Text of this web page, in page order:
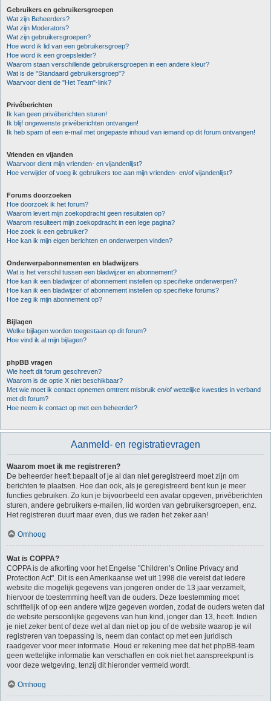
Gebruikers en gebruikersgroepen
Wat zijn Beheerders?
Wat zijn Moderators?
Wat zijn gebruikersgroepen?
Hoe word ik lid van een gebruikersgroep?
Hoe word ik een groepsleider?
Waarom staan verschillende gebruikersgroepen in een andere kleur?
Wat is de "Standaard gebruikersgroep"?
Waarvoor dient de "Het Team"-link?
Privéberichten
Ik kan geen privéberichten sturen!
Ik blijf ongewenste privéberichten ontvangen!
Ik heb spam of een e-mail met ongepaste inhoud van iemand op dit forum ontvangen!
Vrienden en vijanden
Waarvoor dient mijn vrienden- en vijandenlijst?
Hoe verwijder of voeg ik gebruikers toe aan mijn vrienden- en/of vijandenlijst?
Forums doorzoeken
Hoe doorzoek ik het forum?
Waarom levert mijn zoekopdracht geen resultaten op?
Waarom resulteert mijn zoekopdracht in een lege pagina?
Hoe zoek ik een gebruiker?
Hoe kan ik mijn eigen berichten en onderwerpen vinden?
Onderwerpabonnementen en bladwijzers
Wat is het verschil tussen een bladwijzer en abonnement?
Hoe kan ik een bladwijzer of abonnement instellen op specifieke onderwerpen?
Hoe kan ik een bladwijzer of abonnement instellen op specifieke forums?
Hoe zeg ik mijn abonnement op?
Bijlagen
Welke bijlagen worden toegestaan op dit forum?
Hoe vind ik al mijn bijlagen?
phpBB vragen
Wie heeft dit forum geschreven?
Waarom is de optie X niet beschikbaar?
Met wie moet ik contact opnemen omtrent misbruik en/of wettelijke kwesties in verband
met dit forum?
Hoe neem ik contact op met een beheerder?
Aanmeld- en registratievragen
Waarom moet ik me registreren?
De beheerder heeft bepaalt of je al dan niet geregistreerd moet zijn om
berichten te plaatsen. Hoe dan ook, als je geregistreerd bent kun je meer
functies gebruiken. Zo kun je bijvoorbeeld een avatar opgeven, privéberichten
sturen, andere gebruikers e-mailen, lid worden van gebruikersgroepen, enz.
Het registreren duurt maar even, dus we raden het zeker aan!
Omhoog
Wat is COPPA?
COPPA is de afkorting voor het Engelse "Children’s Online Privacy and
Protection Act". Dit is een Amerikaanse wet uit 1998 die vereist dat iedere
website die mogelijk gegevens van jongeren onder de 13 jaar verzamelt,
hiervoor de toestemming heeft van de ouders. Deze toestemming moet
schriftelijk of op een andere wijze gegeven worden, zodat de ouders weten dat
de website persoonlijke gegevens van hun kind, jonger dan 13, heeft. Indien
je niet zeker bent of deze wet al dan niet op jou of de website waarop je wil
registreren van toepassing is, neem dan contact op met een juridisch
raadgever voor meer informatie. Houd er rekening mee dat het phpBB-team
geen wettelijke informatie kan verschaffen en ook niet het aanspreekpunt is
voor deze wetgeving, tenzij dit hieronder vermeld wordt.
Omhoog